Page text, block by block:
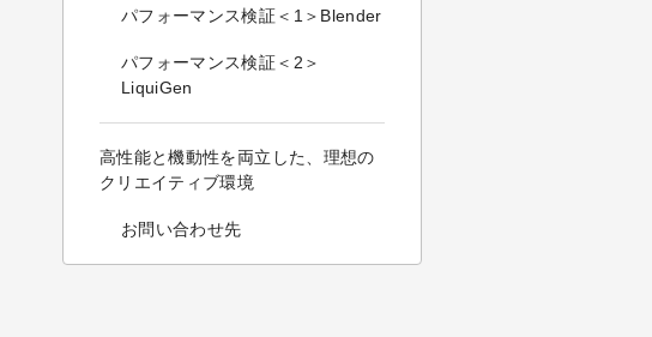
パフォーマンス検証＜1＞Blender
パフォーマンス検証＜2＞
LiquiGen
高性能と機動性を両立した、理想の
クリエイティブ環境
お問い合わせ先